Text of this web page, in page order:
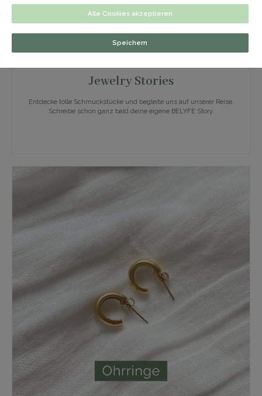
Jewelry Stories
Entdecke tolle Schmuckstücke und begleite uns auf unserer Reise.
Schreibe schon ganz bald deine eigene BELYFE Story.
Alle Cookies akzeptieren
Speichern